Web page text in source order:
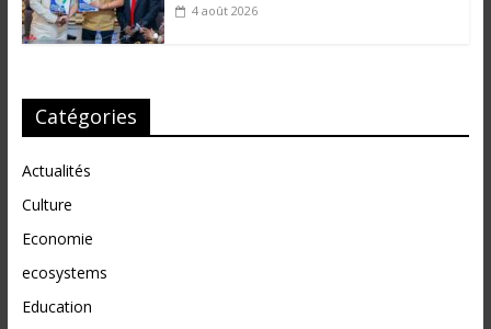
4 août 2026
Catégories
Actualités
Culture
Economie
ecosystems
Education